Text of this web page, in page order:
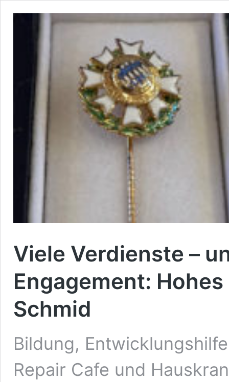
Viele Verdienste –
Engagement:
Schmid
Bildung,
Repair Cafe und